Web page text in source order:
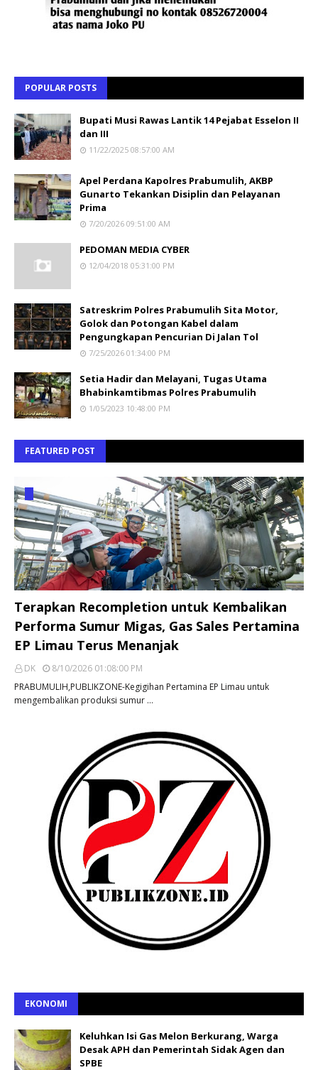
POPULAR POSTS
Bupati Musi Rawas Lantik 14 Pejabat Esselon II
dan III
11/22/2025 08:57:00 AM
Apel Perdana Kapolres Prabumulih, AKBP
Gunarto Tekankan Disiplin dan Pelayanan
Prima
7/20/2026 09:51:00 AM
PEDOMAN MEDIA CYBER
12/04/2018 05:31:00 PM
Satreskrim Polres Prabumulih Sita Motor,
Golok dan Potongan Kabel dalam
Pengungkapan Pencurian Di Jalan Tol
7/25/2026 01:34:00 PM
Setia Hadir dan Melayani, Tugas Utama
Bhabinkamtibmas Polres Prabumulih
1/05/2023 10:48:00 PM
FEATURED POST
Terapkan Recompletion untuk Kembalikan
Performa Sumur Migas, Gas Sales Pertamina
EP Limau Terus Menanjak
DK
8/10/2026 01:08:00 PM
PRABUMULIH,PUBLIKZONE-Kegigihan Pertamina EP Limau untuk
mengembalikan produksi sumur …
EKONOMI
Keluhkan Isi Gas Melon Berkurang, Warga
Desak APH dan Pemerintah Sidak Agen dan
SPBE